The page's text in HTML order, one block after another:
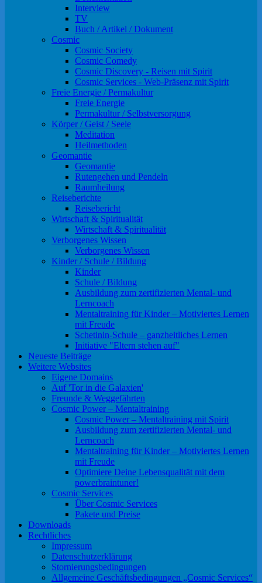
Interview
TV
Buch / Artikel / Dokument
Cosmic
Cosmic Society
Cosmic Comedy
Cosmic Discovery - Reisen mit Spirit
Cosmic Services - Web-Präsenz mit Spirit
Freie Energie / Permakultur
Freie Energie
Permakultur / Selbstversorgung
Körper / Geist / Seele
Meditation
Heilmethoden
Geomantie
Geomantie
Rutengehen und Pendeln
Raumheilung
Reiseberichte
Reisebericht
Wirtschaft & Spiritualität
Wirtschaft & Spiritualität
Verborgenes Wissen
Verborgenes Wissen
Kinder / Schule / Bildung
Kinder
Schule / Bildung
Ausbildung zum zertifizierten Mental- und
Lerncoach
Mentaltraining für Kinder – Motiviertes Lernen
mit Freude
Schetinin-Schule – ganzheitliches Lernen
Initiative "Eltern stehen auf"
Neueste Beiträge
Weitere Websites
Eigene Domains
Auf 'Tor in die Galaxien'
Freunde & Weggefährten
Cosmic Power – Mentaltraining
Cosmic Power – Mentaltraining mit Spirit
Ausbildung zum zertifizierten Mental- und
Lerncoach
Mentaltraining für Kinder – Motiviertes Lernen
mit Freude
Optimiere Deine Lebensqualität mit dem
powerbraintuner!
Cosmic Services
Über Cosmic Services
Pakete und Preise
Downloads
Rechtliches
Impressum
Datenschutzerklärung
Stornierungsbedingungen
Allgemeine Geschäftsbedingungen „Cosmic Services“